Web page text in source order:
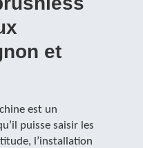
et
est un
puisse saisir les
l’installation